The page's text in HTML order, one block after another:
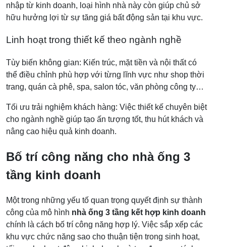
nhập từ kinh doanh, loại hình nhà này còn giúp chủ sở
hữu hưởng lợi từ sự tăng giá bất động sản tại khu vực.
Linh hoạt trong thiết kế theo ngành nghề
Tùy biến không gian: Kiến trúc, mặt tiền và nội thất có
thể điều chỉnh phù hợp với từng lĩnh vực như shop thời
trang, quán cà phê, spa, salon tóc, văn phòng công ty…
Tối ưu trải nghiệm khách hàng: Việc thiết kế chuyên biệt
cho ngành nghề giúp tạo ấn tượng tốt, thu hút khách và
nâng cao hiệu quả kinh doanh.
Bố trí công năng cho nhà ống 3
tầng kinh doanh
Một trong những yếu tố quan trọng quyết định sự thành
công của mô hình nhà ống 3 tầng kết hợp kinh doanh
chính là cách bố trí công năng hợp lý. Việc sắp xếp các
khu vực chức năng sao cho thuận tiện trong sinh hoạt,